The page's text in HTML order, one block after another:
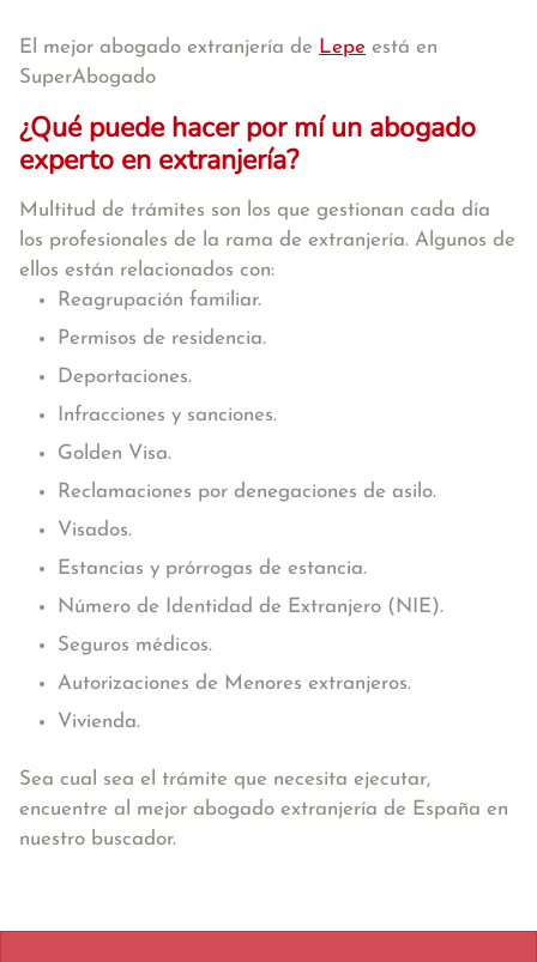
El mejor abogado extranjería de Lepe está en
SuperAbogado
¿Qué puede hacer por mí un abogado
experto en extranjería?
Multitud de trámites son los que gestionan cada día
los profesionales de la rama de extranjería. Algunos de
ellos están relacionados con:
Reagrupación familiar.
Permisos de residencia.
Deportaciones.
Infracciones y sanciones.
Golden Visa.
Reclamaciones por denegaciones de asilo.
Visados.
Estancias y prórrogas de estancia.
Número de Identidad de Extranjero (NIE).
Seguros médicos.
Autorizaciones de Menores extranjeros.
Vivienda.
Sea cual sea el trámite que necesita ejecutar,
encuentre al mejor abogado extranjería de España en
nuestro buscador.